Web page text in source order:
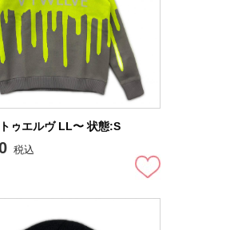
ゥエルヴ LL〜 状態:S
税込